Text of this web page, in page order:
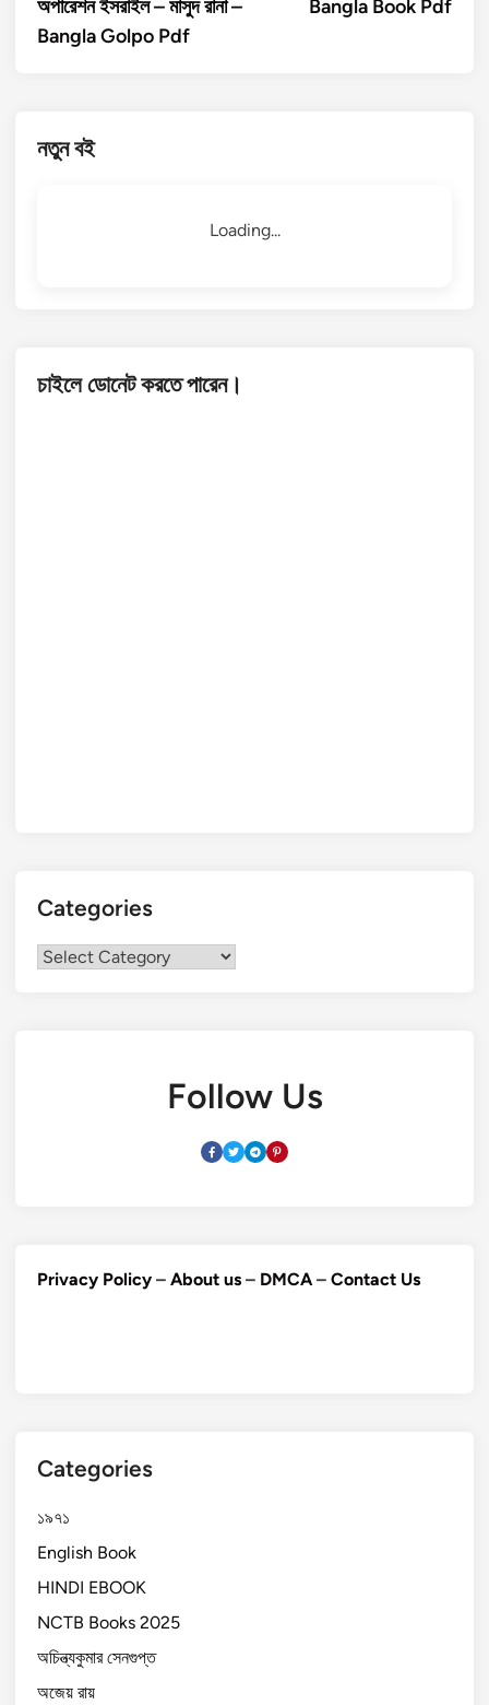
অপারেশন ইসরাইল – মাসুদ রানা –
Bangla Golpo Pdf
Bangla Book Pdf
নতুন বই
Loading...
চাইলে ডোনেট করতে পারেন।
Categories
Categories
Follow Us
Privacy Policy – About us – DMCA– Contact Us
Categories
১৯৭১
English Book
HINDI EBOOK
NCTB Books 2025
অচিন্ত্যকুমার সেনগুপ্ত
অজেয় রায়